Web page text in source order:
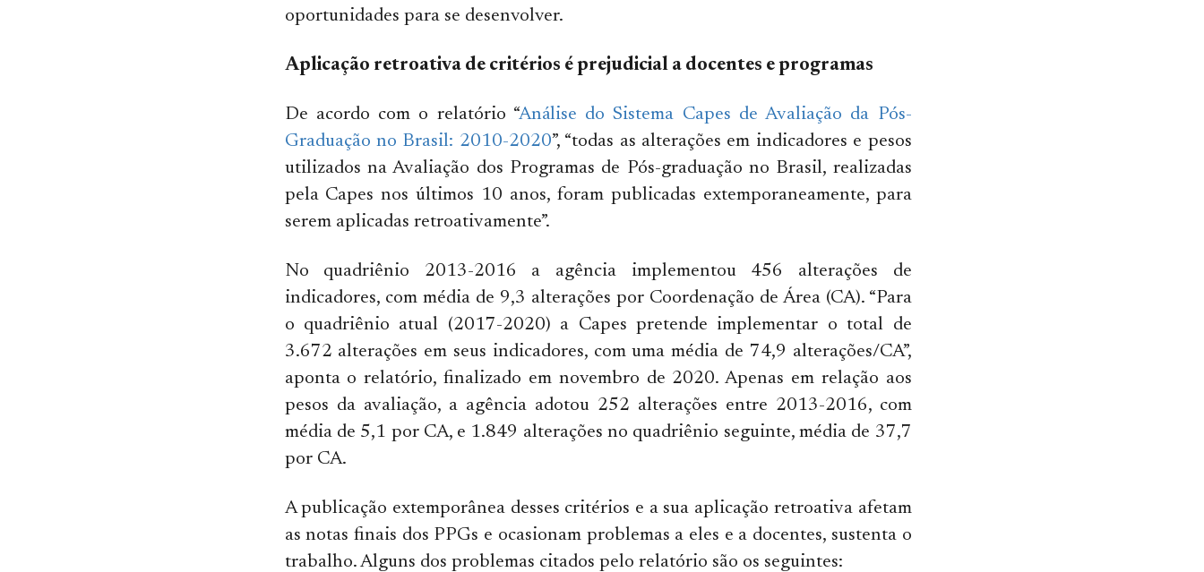
oportunidades para se desenvolver.
Aplicação retroativa de critérios é prejudicial a docentes e programas
De acordo com o relatório “Análise do Sistema Capes de Avaliação da Pós-
Graduação no Brasil: 2010-2020”, “todas as alterações em indicadores e pesos
utilizados na Avaliação dos Programas de Pós-graduação no Brasil, realizadas
pela Capes nos últimos 10 anos, foram publicadas extemporaneamente, para
serem aplicadas retroativamente”.
No quadriênio 2013-2016 a agência implementou 456 alterações de
indicadores, com média de 9,3 alterações por Coordenação de Área (CA). “Para
o quadriênio atual (2017-2020) a Capes pretende implementar o total de
3.672 alterações em seus indicadores, com uma média de 74,9 alterações/CA”,
aponta o relatório, finalizado em novembro de 2020. Apenas em relação aos
pesos da avaliação, a agência adotou 252 alterações entre 2013-2016, com
média de 5,1 por CA, e 1.849 alterações no quadriênio seguinte, média de 37,7
por CA.
A publicação extemporânea desses critérios e a sua aplicação retroativa afetam
as notas finais dos PPGs e ocasionam problemas a eles e a docentes, sustenta o
trabalho. Alguns dos problemas citados pelo relatório são os seguintes: